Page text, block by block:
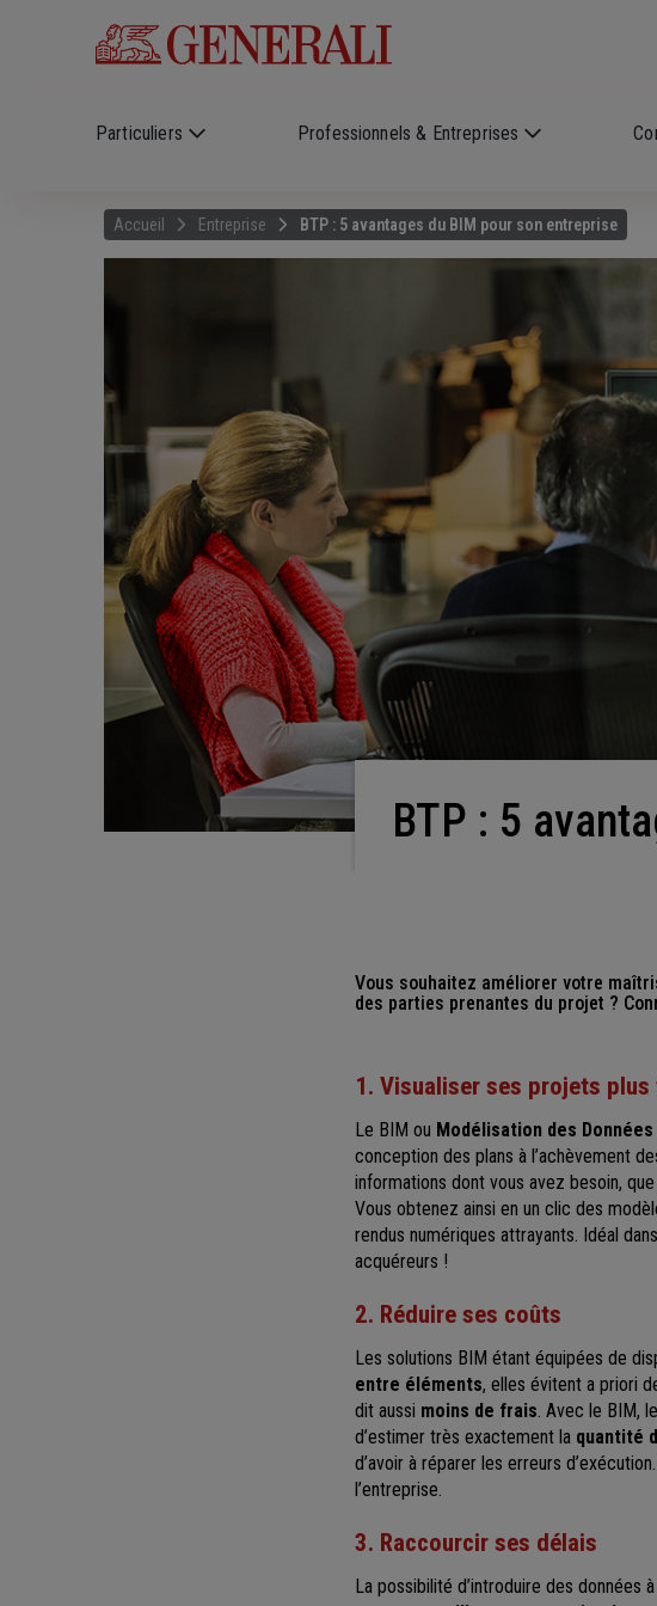
Particuliers Professionnels & Entreprises
Accueil Entreprise BTP : 5 avantages du BIM pour son entreprise
BTP : 5
Vous souhaitez améliorer votre
des parties prenantes du projet ?
1. Visualiser ses projets
Le BIM ou Modélisation des
conception des plans à l’achèvement
informations dont vous avez besoin,
Vous obtenez ainsi en un clic des
rendus numériques attrayants. Idéal
acquéreurs !
2. Réduire ses coûts
Les solutions BIM étant équipées de
entre éléments, elles évitent a priori
dit aussi moins de frais . Avec le BIM,
d’estimer très exactement la quantité
d’avoir à réparer les erreurs
l’entreprise.
3. Raccourcir ses délais
La possibilité d’introduire des données